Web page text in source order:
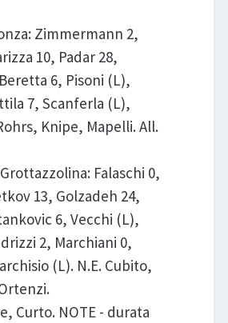
Zimmermann 2,
10, Padar 28,
6, Pisoni (L),
7, Scanferla (L),
Knipe, Mapelli. All.
Falaschi 0,
13, Golzadeh 24,
6, Vecchi (L),
2, Marchiani 0,
(L). N.E. Cubito,
Curto. NOTE - durata